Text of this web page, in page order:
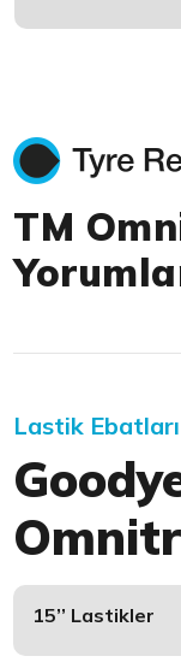
TM
Lastik
15’’ Lastikler